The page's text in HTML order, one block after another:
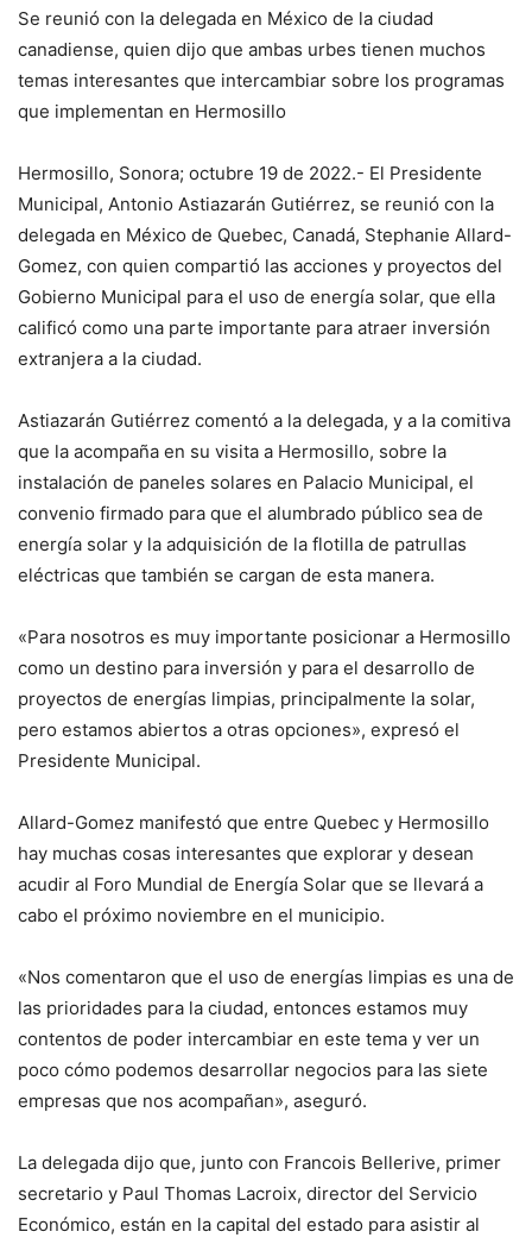
Se reunió con la delegada en México de la ciudad
canadiense, quien dijo que ambas urbes tienen muchos
temas interesantes que intercambiar sobre los programas
que implementan en Hermosillo
Hermosillo, Sonora; octubre 19 de 2022.- El Presidente
Municipal, Antonio Astiazarán Gutiérrez, se reunió con la
delegada en México de Quebec, Canadá, Stephanie Allard-
Gomez, con quien compartió las acciones y proyectos del
Gobierno Municipal para el uso de energía solar, que ella
calificó como una parte importante para atraer inversión
extranjera a la ciudad.
Astiazarán Gutiérrez comentó a la delegada, y a la comitiva
que la acompaña en su visita a Hermosillo, sobre la
instalación de paneles solares en Palacio Municipal, el
convenio firmado para que el alumbrado público sea de
energía solar y la adquisición de la flotilla de patrullas
eléctricas que también se cargan de esta manera.
«Para nosotros es muy importante posicionar a Hermosillo
como un destino para inversión y para el desarrollo de
proyectos de energías limpias, principalmente la solar,
pero estamos abiertos a otras opciones», expresó el
Presidente Municipal.
Allard-Gomez manifestó que entre Quebec y Hermosillo
hay muchas cosas interesantes que explorar y desean
acudir al Foro Mundial de Energía Solar que se llevará a
cabo el próximo noviembre en el municipio.
«Nos comentaron que el uso de energías limpias es una de
las prioridades para la ciudad, entonces estamos muy
contentos de poder intercambiar en este tema y ver un
poco cómo podemos desarrollar negocios para las siete
empresas que nos acompañan», aseguró.
La delegada dijo que, junto con Francois Bellerive, primer
secretario y Paul Thomas Lacroix, director del Servicio
Económico, están en la capital del estado para asistir al